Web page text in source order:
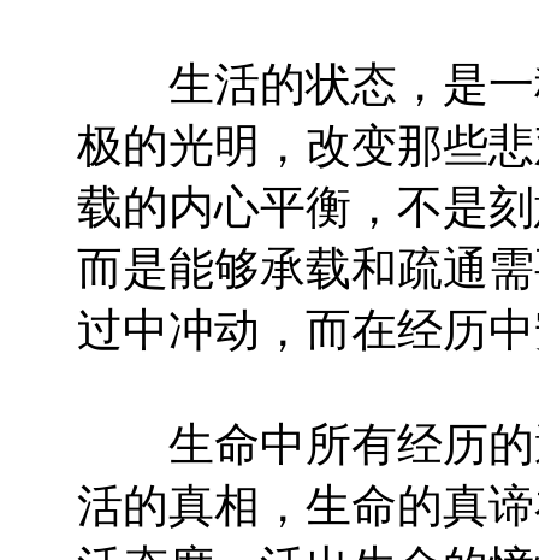
生活的状态，是一
极的光明，改变那些
载的内心平衡，不是
而是能够承载和疏通
过中冲动，而在经历
生命中所有经历的
活的真相，生命的真